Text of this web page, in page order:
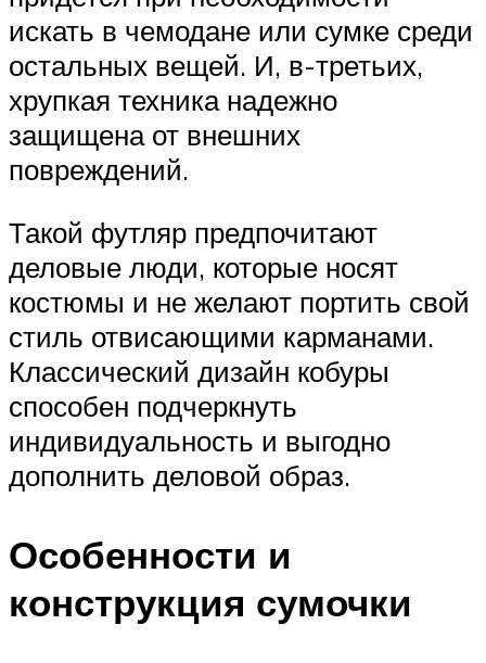
искать в чемодане или сумке среди
остальных вещей. И, в-третьих,
хрупкая техника надежно
защищена от внешних
повреждений.
Такой футляр предпочитают
деловые люди, которые носят
костюмы и не желают портить свой
стиль отвисающими карманами.
Классический дизайн кобуры
способен подчеркнуть
индивидуальность и выгодно
дополнить деловой образ.
Особенности и
конструкция сумочки